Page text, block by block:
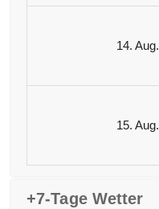
14. Aug.
15. Aug.
+7-Tage Wetter